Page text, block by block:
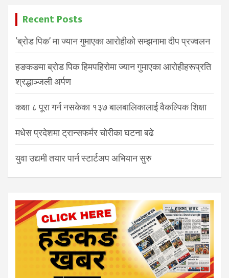
Recent Posts
‘ब्रोड पिक’ मा ज्यान गुमाएका आरोहीको सम्झनामा दीप प्रज्वलन
हङकङमा ब्रोड पिक हिमपहिरोमा ज्यान गुमाएका आरोहीहरूप्रति
श्रद्धाञ्जली अर्पण
कक्षा ८ पूरा गर्न नसकेका १३७ बालबालिकालाई वैकल्पिक शिक्षा
मधेस प्रदेशमा ट्रान्सफर्मर चोरीका घटना बढे
युवा उद्यमी तयार पार्न स्टार्टअप अभियान सुरु